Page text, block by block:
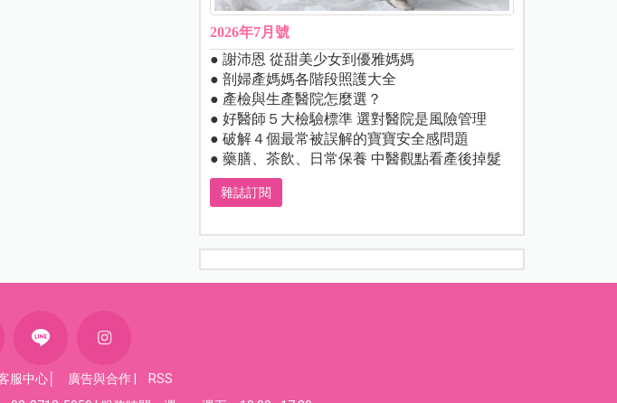
2026年7月號
● 謝沛恩 從甜美少女到優雅媽媽
● 剖婦產媽媽各階段照護大全
● 產檢與生產醫院怎麼選？
● 好醫師５大檢驗標準 選對醫院是風險管理
● 破解４個最常被誤解的寶寶安全感問題
● 藥膳、茶飲、日常保養 中醫觀點看產後掉髮
雜誌訂閱
服中心 廣告與合作
RSS